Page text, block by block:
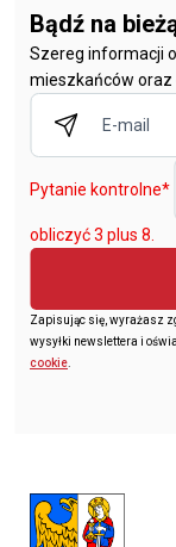
Bądź na
Szereg informacji
mieszkańców oraz
Pytanie kontrolne*
obliczyć 3 plus 8.
Zapisując się, wyrażasz
wysyłki newslettera i
cookie